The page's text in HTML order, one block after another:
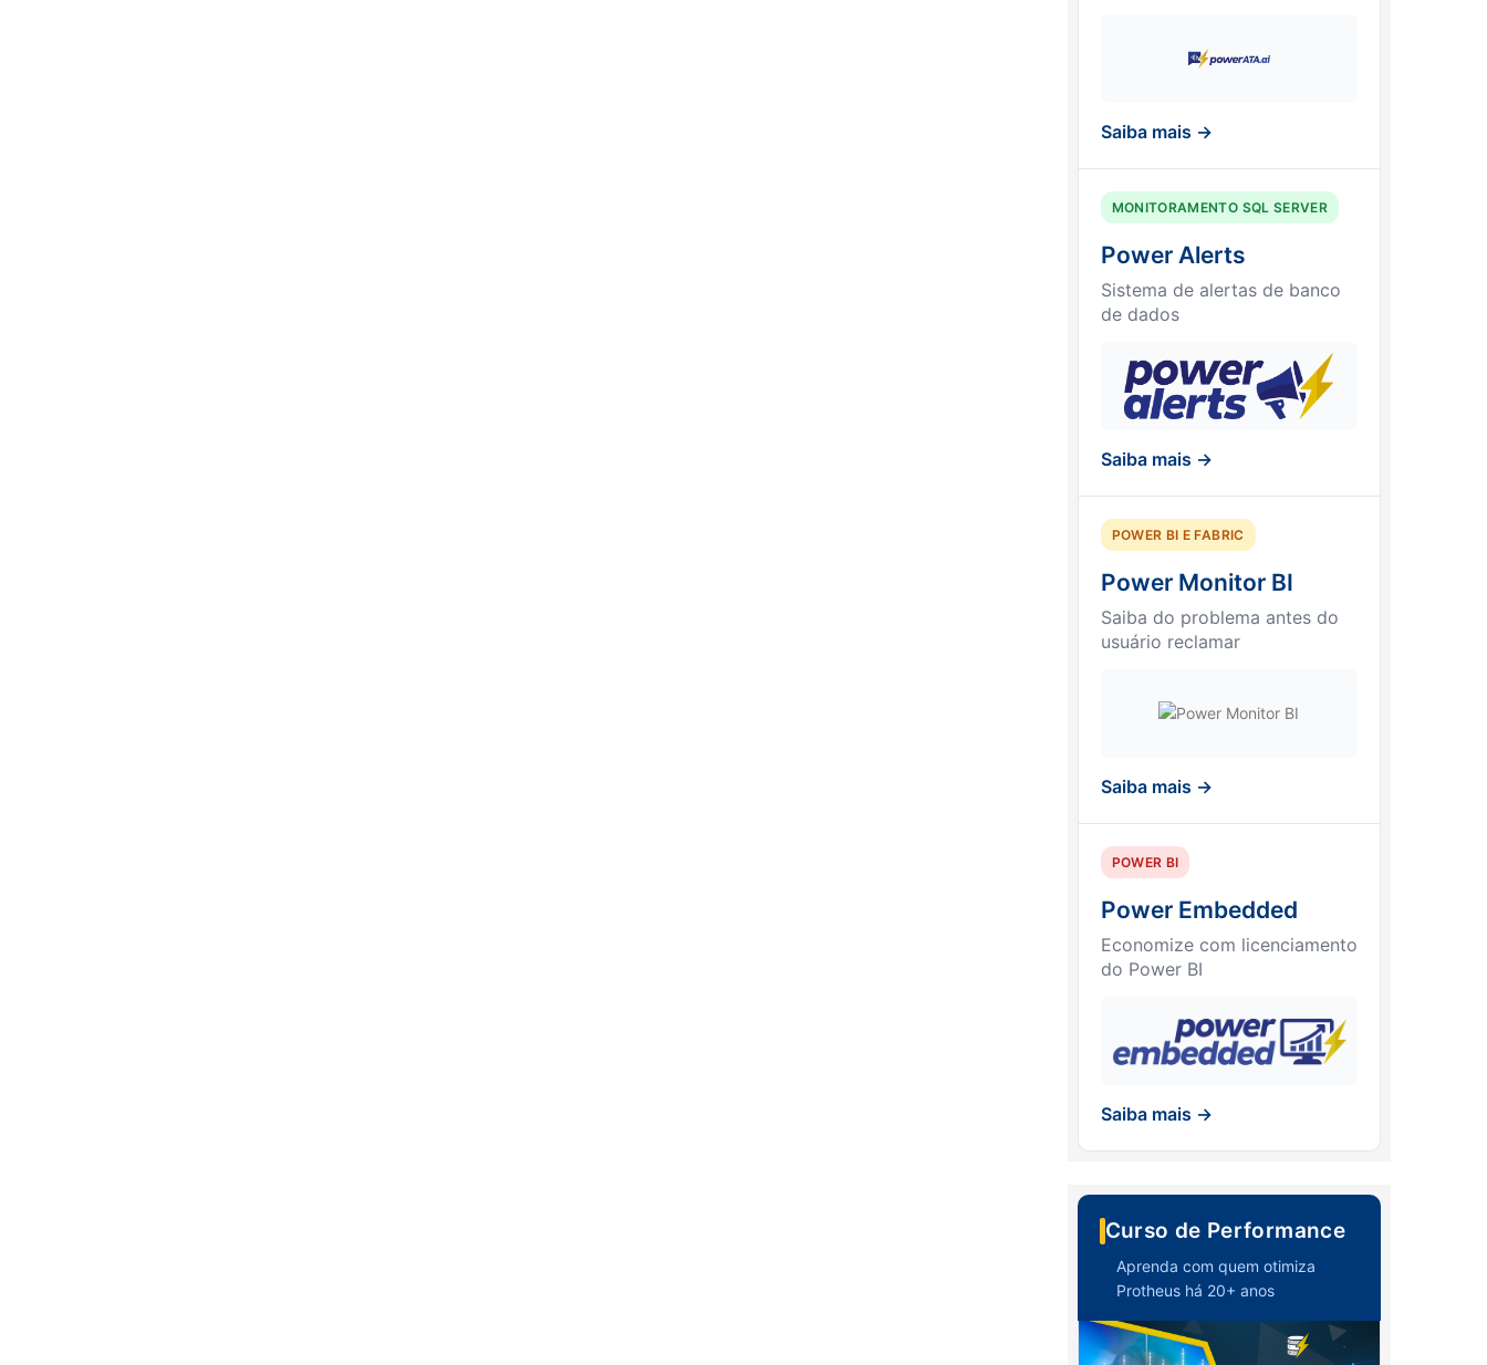
Saiba mais →
MONITORAMENTO SQL SERVER
Power Alerts
Sistema de alertas de banco
de dados
Saiba mais →
POWER BI E FABRIC
Power Monitor BI
Saiba do problema antes do
usuário reclamar
Saiba mais →
POWER BI
Power Embedded
Economize com licenciamento
do Power BI
Saiba mais →
Curso de Performance
Aprenda com quem otimiza
Protheus há 20+ anos